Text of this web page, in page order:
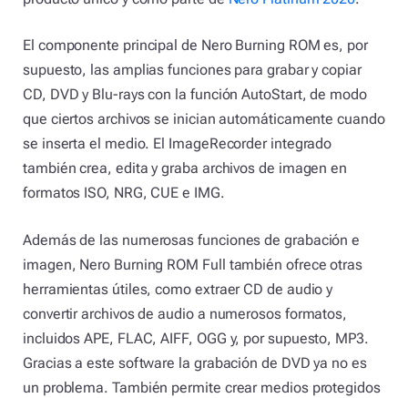
El componente principal de Nero Burning ROM es, por
supuesto, las amplias funciones para grabar y copiar
CD, DVD y Blu-rays con la función AutoStart, de modo
que ciertos archivos se inician automáticamente cuando
se inserta el medio. El ImageRecorder integrado
también crea, edita y graba archivos de imagen en
formatos ISO, NRG, CUE e IMG.
Además de las numerosas funciones de grabación e
imagen, Nero Burning ROM Full también ofrece otras
herramientas útiles, como extraer CD de audio y
convertir archivos de audio a numerosos formatos,
incluidos APE, FLAC, AIFF, OGG y, por supuesto, MP3.
Gracias a este software la grabación de DVD ya no es
un problema. También permite crear medios protegidos